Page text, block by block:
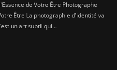
de Votre Être Photographe
Être La photographie d'identité va
un art subtil qui…